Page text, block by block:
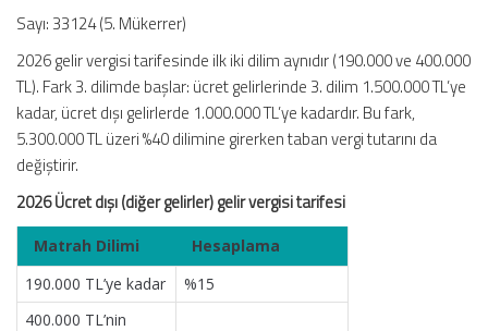
Sayı: 33124 (5. Mükerrer)
2026 gelir vergisi tarifesinde ilk iki dilim aynıdır (190.000 ve 400.000
TL). Fark 3. dilimde başlar: ücret gelirlerinde 3. dilim 1.500.000 TL’ye
kadar, ücret dışı gelirlerde 1.000.000 TL’ye kadardır. Bu fark,
5.300.000 TL üzeri %40 dilimine girerken taban vergi tutarını da
değiştirir.
2026 Ücret dışı (diğer gelirler) gelir vergisi tarifesi
Matrah Dilimi
Hesaplama
190.000 TL’ye kadar
%15
400.000 TL’nin